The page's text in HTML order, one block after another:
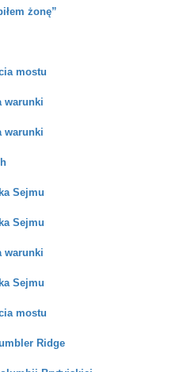
żonę”
mostu
warunki
warunki
Sejmu
Sejmu
warunki
Sejmu
mostu
Ridge